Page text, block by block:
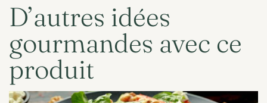
D’autres idées
gourmandes avec ce
produit